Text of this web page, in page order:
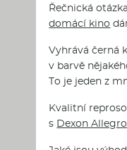
Řečnická
domácí kino
Vyhrává černá
v barvě
To je jeden z
Kvalitní
s Dexon